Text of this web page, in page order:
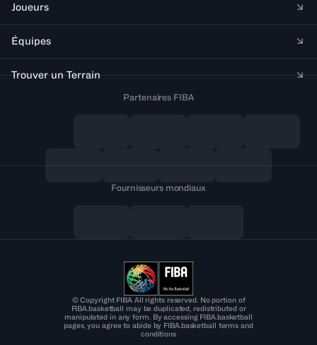
Joueurs
Équipes
Trouver un Terrain
Partenaires FIBA
Fournisseurs mondiaux
© Copyright FIBA All rights reserved. No portion of
FIBA.basketball may be duplicated, redistributed or
manipulated in any form. By accessing FIBA.basketball
pages, you agree to abide by FIBA.basketball terms and
conditions